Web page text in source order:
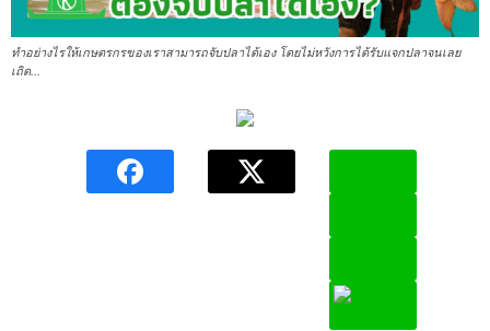
ทำอย่างไรให้เกษตรกรของเราสามารถจับปลาได้เอง โดยไม่หวังการได้รับแจกปลาจนเลย
เถิด...